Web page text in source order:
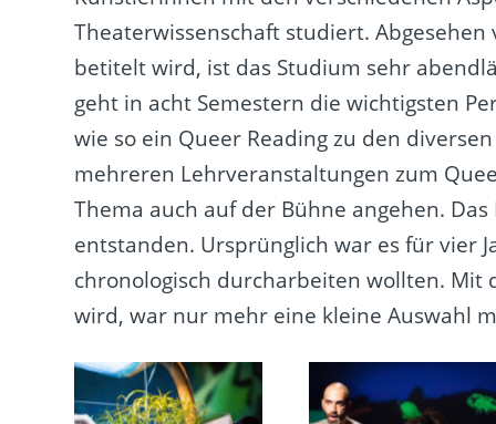
Theaterwissenschaft studiert.
betitelt wird, ist das Studium sehr
geht in acht Semestern die wichtigsten
wie so ein Queer Reading zu den
mehreren Lehrveranstaltungen zum
Thema auch auf der Bühne angehen.
entstanden. Ursprünglich war es für vier
chronologisch durcharbeiten wollten. Mit
wird, war nur mehr eine kleine Auswahl